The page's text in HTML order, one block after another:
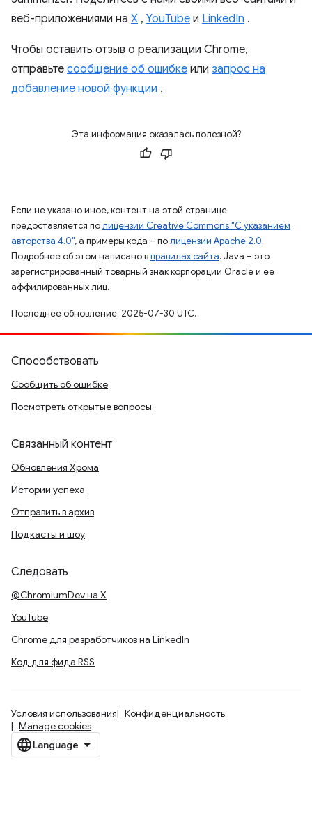
веб-приложениями на X , YouTube и LinkedIn .
Чтобы оставить отзыв о реализации Chrome,
отправьте сообщение об ошибке или запрос на
добавление новой функции .
Эта информация оказалась полезной?
Если не указано иное, контент на этой странице
предоставляется полицензии Creative Commons "С указанием
авторства 4.0", а примеры кода – полицензии Apache 2.0.
Подробнее об этом написано вправилах сайта. Java – это
зарегистрированный товарный знак корпорации Oracle и ее
аффилированных лиц.
Последнее обновление: 2025-07-30 UTC.
Способствовать
Сообщить об ошибке
Посмотреть открытые вопросы
Связанный контент
Обновления Хрома
Истории успеха
Отправить в архив
Подкасты и шоу
Следовать
@ChromiumDev на X
YouTube
Chrome для разработчиков на LinkedIn
Код для фида RSS
Условия использования
Конфиденциальность
Manage cookies